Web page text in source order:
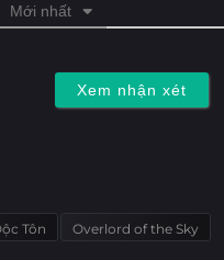
Mới nhất
Xem nhận xét
Tôn Overlord of the Sky